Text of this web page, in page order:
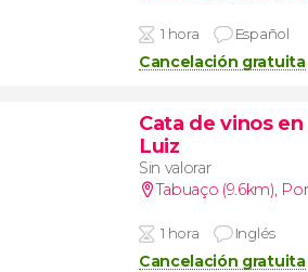
1 hora Español
Cancelación gratuita
Cata de vinos
Luiz
Sin valorar
Tabuaço (9.6km),
1 hora Inglés
Cancelación gratuita